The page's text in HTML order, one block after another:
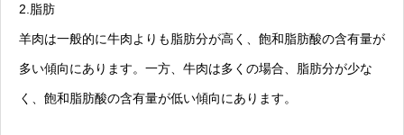
2.脂肪
羊肉は一般的に牛肉よりも脂肪分が高く、飽和脂肪酸の含有量が
多い傾向にあります。一方、牛肉は多くの場合、脂肪分が少な
く、飽和脂肪酸の含有量が低い傾向にあります。